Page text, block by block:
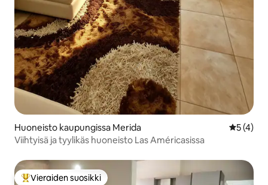
Huoneisto kaupungissa Merida
5 (4)
Viihtyisä ja tyylikäs huoneisto Las Américasissa
Vieraiden suosikki